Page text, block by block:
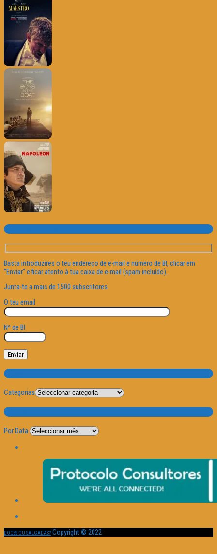
Subscrever o site
Basta introduzires o teu endereço de e-mail e número de BI, clicar em
"Enviar" e ficar atento à tua caixa de e-mail (spam incluído).
Junta-te a mais de 1500 subscritores.
O teu email
Nº de BI
Categorias
Categorias
Por Data
Por Data
DOCES OU SALGADAS? Copyright © 2022